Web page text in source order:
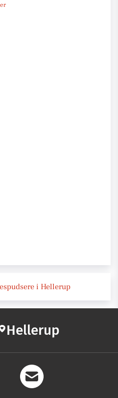
i Hellerup
Hellerup